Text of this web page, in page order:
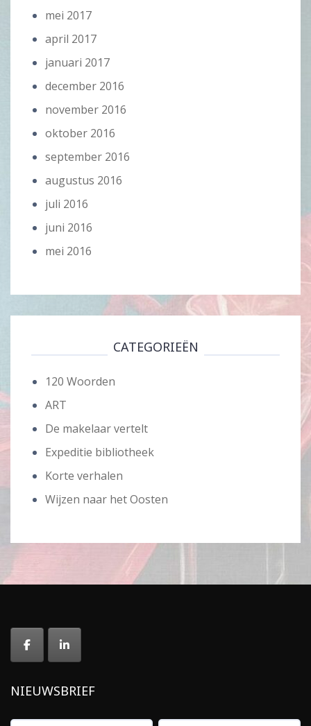
mei 2017
april 2017
januari 2017
december 2016
november 2016
oktober 2016
september 2016
augustus 2016
juli 2016
juni 2016
mei 2016
CATEGORIEËN
120 Woorden
ART
De makelaar vertelt
Expeditie bibliotheek
Korte verhalen
Wijzen naar het Oosten
NIEUWSBRIEF